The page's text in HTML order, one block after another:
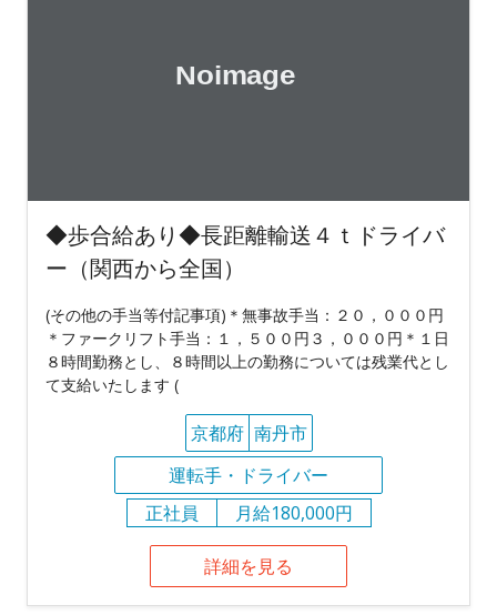
◆歩合給あり◆長距離輸送４ｔドライバ
ー（関西から全国）
(その他の手当等付記事項)＊無事故手当：２０，０００円
＊ファークリフト手当：１，５００円３，０００円＊１日
８時間勤務とし、８時間以上の勤務については残業代とし
て支給いたします (
京都府 南丹市
運転手・ドライバー
正社員
月給180,000円
詳細を見る